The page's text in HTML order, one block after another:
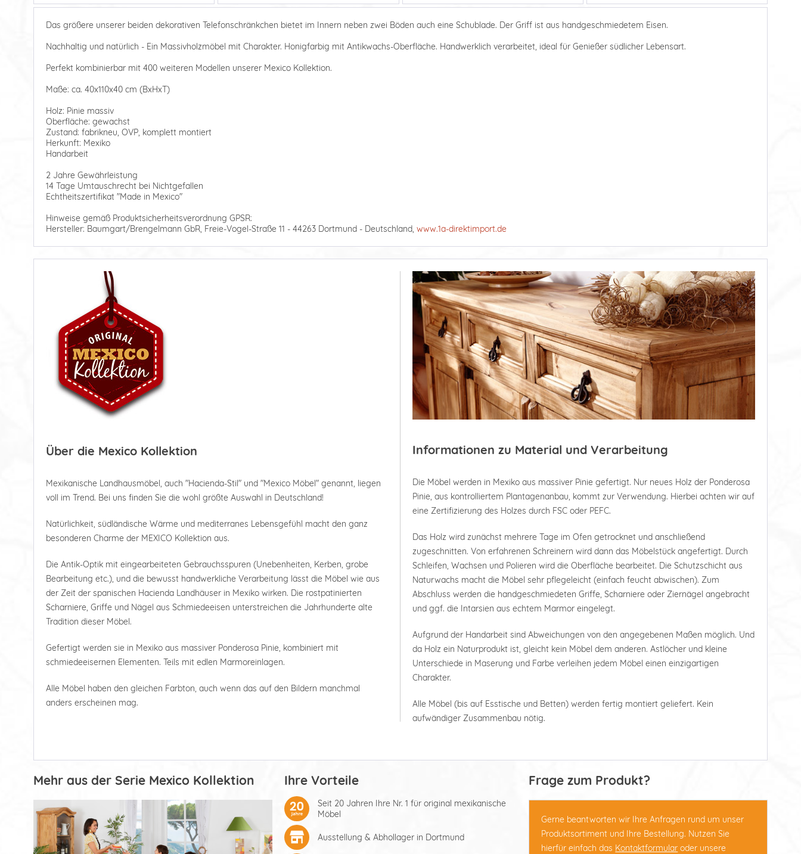
Das größere unserer beiden dekorativen Telefonschränkchen bietet im Innern neben zwei Böden auch eine Schublade. Der Griff ist aus handgeschmiedetem Eisen.
Nachhaltig und natürlich - Ein Massivholzmöbel mit Charakter. Honigfarbig mit Antikwachs-Oberfläche. Handwerklich verarbeitet, ideal für Genießer südlicher Lebensart.
Perfekt kombinierbar mit 400 weiteren Modellen unserer Mexico Kollektion.
Maße: ca. 40x110x40 cm (BxHxT)
Holz: Pinie massiv
Oberfläche: gewachst
Zustand: fabrikneu, OVP, komplett montiert
Herkunft: Mexiko
Handarbeit
2 Jahre Gewährleistung
14 Tage Umtauschrecht bei Nichtgefallen
Echtheitszertifikat "Made in Mexico"
Hinweise gemäß Produktsicherheitsverordnung GPSR:
Hersteller: Baumgart/Brengelmann GbR, Freie-Vogel-Straße 11 - 44263 Dortmund - Deutschland, www.1a-direktimport.de
Über die Mexico Kollektion
Mexikanische Landhausmöbel, auch "Hacienda-Stil" und "Mexico Möbel" genannt, liegen
voll im Trend. Bei uns finden Sie die wohl größte Auswahl in Deutschland!
Natürlichkeit, südländische Wärme und mediterranes Lebensgefühl macht den ganz
besonderen Charme der MEXICO Kollektion aus.
Die Antik-Optik mit eingearbeiteten Gebrauchsspuren (Unebenheiten, Kerben, grobe
Bearbeitung etc.), und die bewusst handwerkliche Verarbeitung lässt die Möbel wie aus
der Zeit der spanischen Hacienda Landhäuser in Mexiko wirken. Die rostpatinierten
Scharniere, Griffe und Nägel aus Schmiedeeisen unterstreichen die Jahrhunderte alte
Tradition dieser Möbel.
Gefertigt werden sie in Mexiko aus massiver Ponderosa Pinie, kombiniert mit
schmiedeeisernen Elementen. Teils mit edlen Marmoreinlagen.
Alle Möbel haben den gleichen Farbton, auch wenn das auf den Bildern manchmal
anders erscheinen mag.
Informationen zu Material und Verarbeitung
Die Möbel werden in Mexiko aus massiver Pinie gefertigt. Nur neues Holz der Ponderosa
Pinie, aus kontrolliertem Plantagenanbau, kommt zur Verwendung. Hierbei achten wir auf
eine Zertifizierung des Holzes durch FSC oder PEFC.
Das Holz wird zunächst mehrere Tage im Ofen getrocknet und anschließend
zugeschnitten. Von erfahrenen Schreinern wird dann das Möbelstück angefertigt. Durch
Schleifen, Wachsen und Polieren wird die Oberfläche bearbeitet. Die Schutzschicht aus
Naturwachs macht die Möbel sehr pflegeleicht (einfach feucht abwischen). Zum
Abschluss werden die handgeschmiedeten Griffe, Scharniere oder Ziernägel angebracht
und ggf. die Intarsien aus echtem Marmor eingelegt.
Aufgrund der Handarbeit sind Abweichungen von den angegebenen Maßen möglich. Und
da Holz ein Naturprodukt ist, gleicht kein Möbel dem anderen. Astlöcher und kleine
Unterschiede in Maserung und Farbe verleihen jedem Möbel einen einzigartigen
Charakter.
Alle Möbel (bis auf Esstische und Betten) werden fertig montiert geliefert. Kein
aufwändiger Zusammenbau nötig.
Mehr aus der Serie Mexico Kollektion Ihre Vorteile
Seit 20 Jahren Ihre Nr. 1 für original mexikanische
Möbel
Ausstellung & Abhollager in Dortmund
Frage zum Produkt?
Gerne beantworten wir Ihre Anfragen rund um unser
Produktsortiment und Ihre Bestellung. Nutzen Sie
hierfür einfach das Kontaktformular oder unsere